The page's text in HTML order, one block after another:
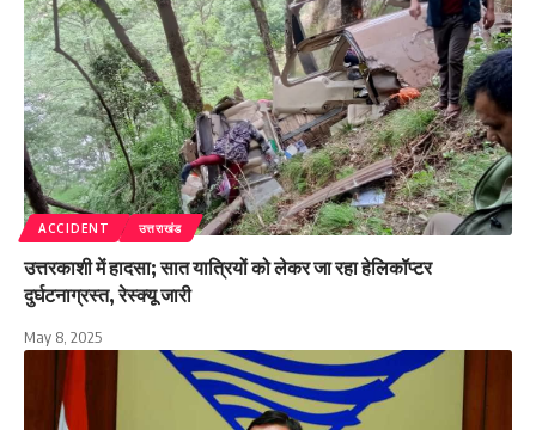
ACCIDENT उत्तराखंड
उत्तरकाशी में हादसा; सात यात्रियों को लेकर जा रहा हेलिकॉप्टर
दुर्घटनाग्रस्त, रेस्क्यू जारी
May 8, 2025